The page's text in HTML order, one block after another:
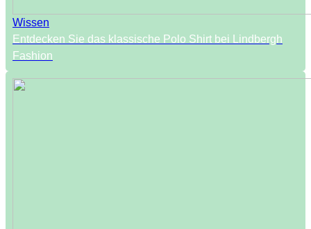
Wissen
Entdecken Sie das klassische Polo Shirt bei Lindbergh
Fashion